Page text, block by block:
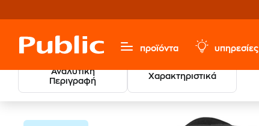
προϊόντα υπηρεσίες
Αναλυτική
Περιγραφή
Χαρακτηριστικά
Παιχνίδια & Παιδικά